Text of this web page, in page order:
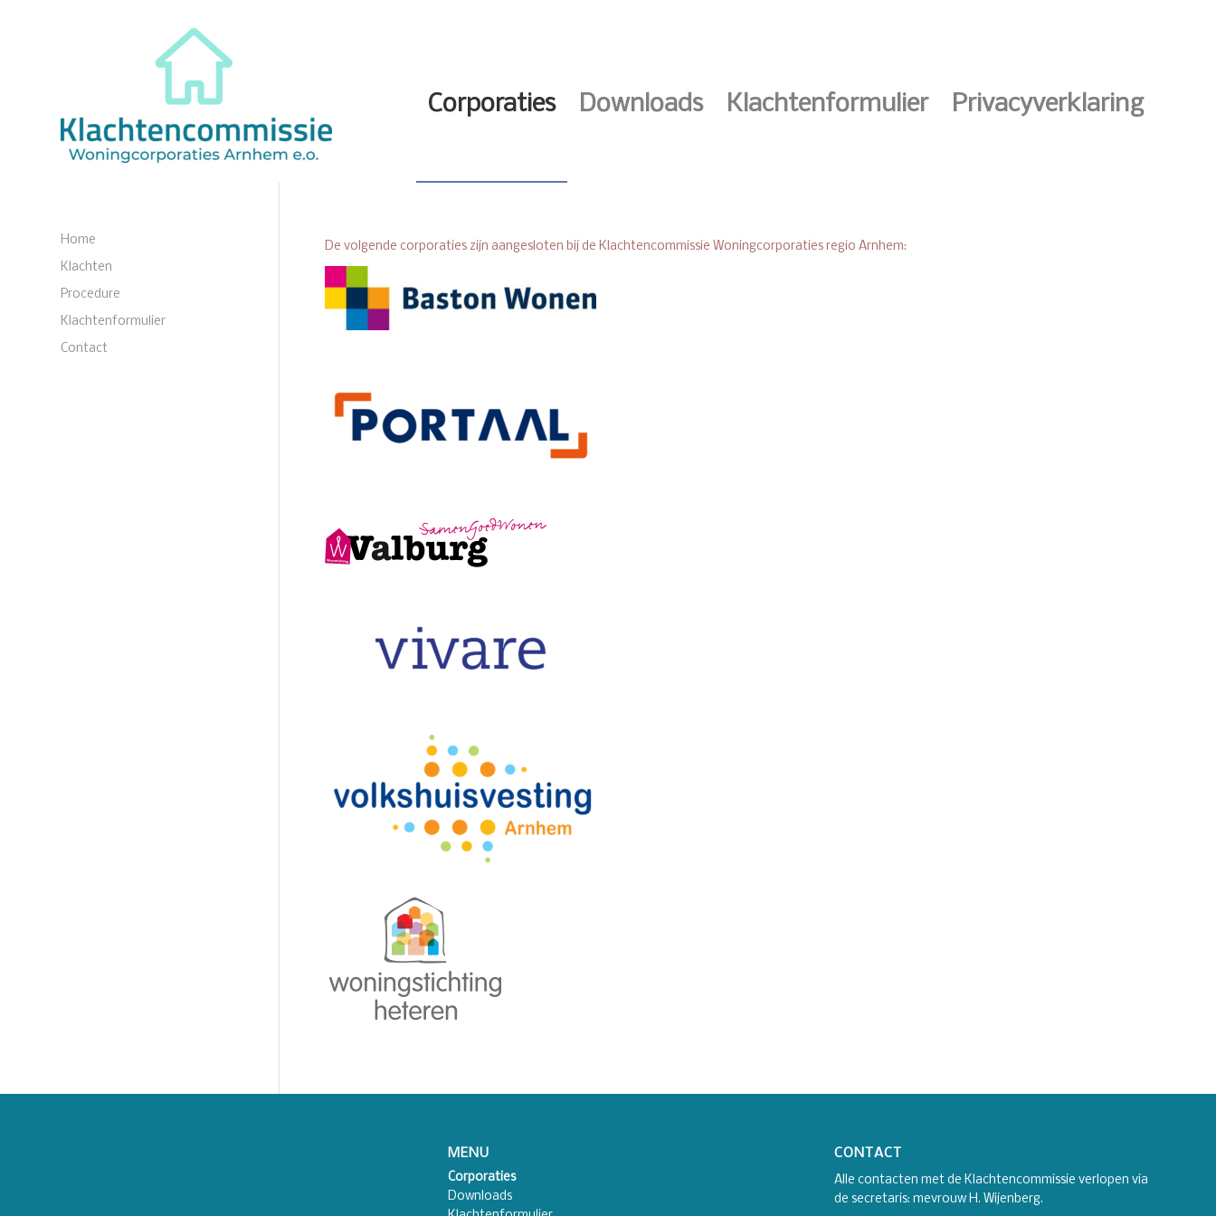
Corporaties Downloads Klachtenformulier Privacyverklaring
De volgende corporaties zijn aangesloten bij de Klachtencommissie Woningcorporaties regio Arnhem:
Home
Klachten
Procedure
Klachtenformulier
Contact
MENU
Corporaties
Downloads
CONTACT
Alle contacten met de Klachtencommissie verlopen via
de secretaris: mevrouw H. Wijenberg.